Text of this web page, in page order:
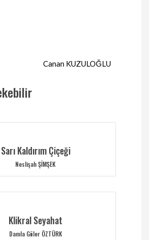
Canan KUZULOĞLU
Sarı Kaldırım Çiçeği
Neslişah ŞİMŞEK
Klikral Seyahat
Damla Güler ÖZTÜRK